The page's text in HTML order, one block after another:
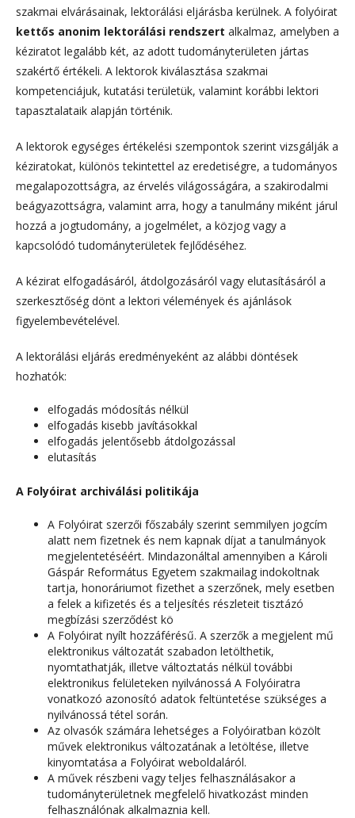
szakmai elvárásainak, lektorálási eljárásba kerülnek. A folyóirat
kettős anonim lektorálási rendszert alkalmaz, amelyben a
kéziratot legalább két, az adott tudományterületen jártas
szakértő értékeli. A lektorok kiválasztása szakmai
kompetenciájuk, kutatási területük, valamint korábbi lektori
tapasztalataik alapján történik.
A lektorok egységes értékelési szempontok szerint vizsgálják a
kéziratokat, különös tekintettel az eredetiségre, a tudományos
megalapozottságra, az érvelés világosságára, a szakirodalmi
beágyazottságra, valamint arra, hogy a tanulmány miként járul
hozzá a jogtudomány, a jogelmélet, a közjog vagy a
kapcsolódó tudományterületek fejlődéséhez.
A kézirat elfogadásáról, átdolgozásáról vagy elutasításáról a
szerkesztőség dönt a lektori vélemények és ajánlások
figyelembevételével.
A lektorálási eljárás eredményeként az alábbi döntések
hozhatók:
elfogadás módosítás nélkül
elfogadás kisebb javításokkal
elfogadás jelentősebb átdolgozással
elutasítás
A Folyóirat archiválási politikája
A Folyóirat szerzői főszabály szerint semmilyen jogcím
alatt nem fizetnek és nem kapnak díjat a tanulmányok
megjelentetéséért. Mindazonáltal amennyiben a Károli
Gáspár Református Egyetem szakmailag indokoltnak
tartja, honoráriumot fizethet a szerzőnek, mely esetben
a felek a kifizetés és a teljesítés részleteit tisztázó
megbízási szerződést kö
A Folyóirat nyílt hozzáférésű. A szerzők a megjelent mű
elektronikus változatát szabadon letölthetik,
nyomtathatják, illetve változtatás nélkül további
elektronikus felületeken nyilvánossá A Folyóiratra
vonatkozó azonosító adatok feltüntetése szükséges a
nyilvánossá tétel során.
Az olvasók számára lehetséges a Folyóiratban közölt
művek elektronikus változatának a letöltése, illetve
kinyomtatása a Folyóirat weboldaláról.
A művek részbeni vagy teljes felhasználásakor a
tudományterületnek megfelelő hivatkozást minden
felhasználónak alkalmaznia kell.